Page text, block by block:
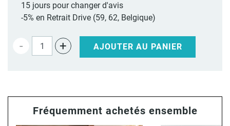
15 jours pour changer d'avis
-5% en Retrait Drive (59, 62, Belgique)
- + AJOUTER AU PANIER
Fréquemment achetés ensemble